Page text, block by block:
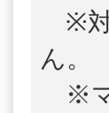
※対
ん。
※マ